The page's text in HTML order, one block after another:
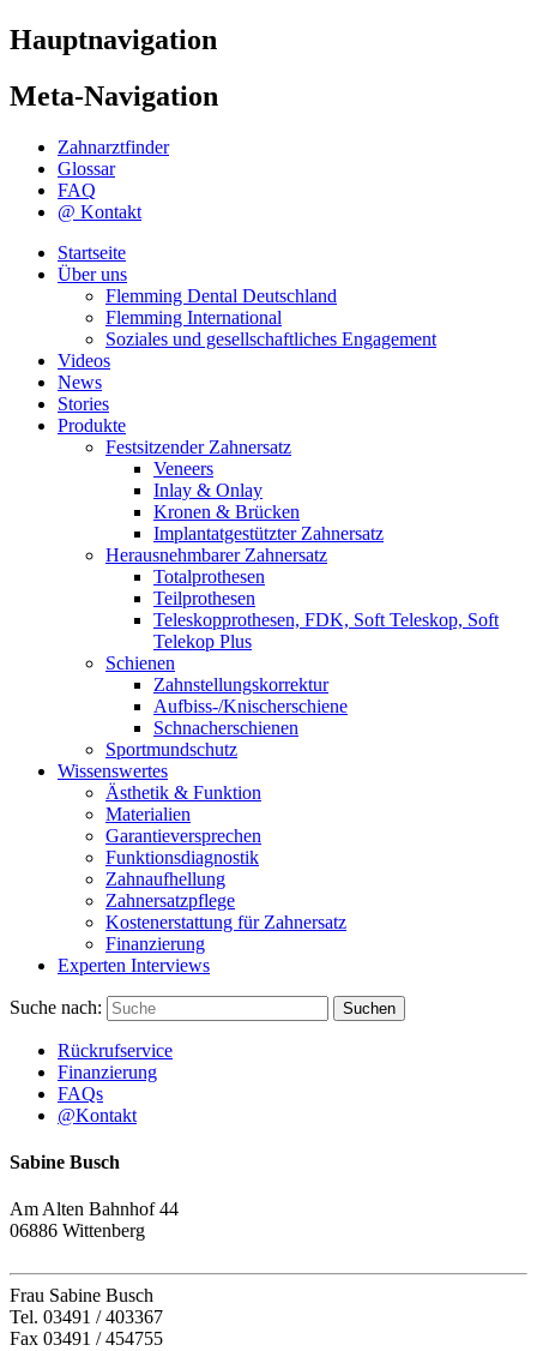
Hauptnavigation
Meta-Navigation
Zahnarztfinder
Glossar
FAQ
@ Kontakt
Startseite
Über uns
Flemming Dental Deutschland
Flemming International
Soziales und gesellschaftliches Engagement
Videos
News
Stories
Produkte
Festsitzender Zahnersatz
Veneers
Inlay & Onlay
Kronen & Brücken
Implantatgestützter Zahnersatz
Herausnehmbarer Zahnersatz
Totalprothesen
Teilprothesen
Teleskopprothesen, FDK, Soft Teleskop, Soft
Telekop Plus
Schienen
Zahnstellungskorrektur
Aufbiss-/Knischerschiene
Schnacherschienen
Sportmundschutz
Wissenswertes
Ästhetik & Funktion
Materialien
Garantieversprechen
Funktionsdiagnostik
Zahnaufhellung
Zahnersatzpflege
Kostenerstattung für Zahnersatz
Finanzierung
Experten Interviews
Suche nach: Suchen
Rückrufservice
Finanzierung
FAQs
@Kontakt
Sabine Busch
Am Alten Bahnhof 44
06886 Wittenberg
Frau Sabine Busch
Tel. 03491 / 403367
Fax 03491 / 454755